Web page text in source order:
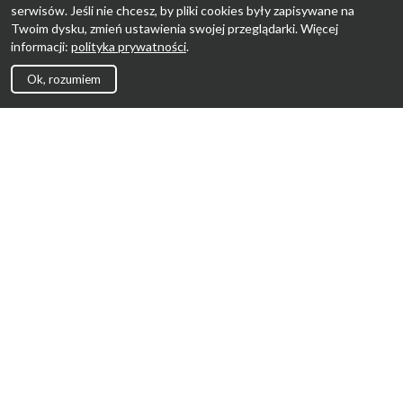
serwisów. Jeśli nie chcesz, by pliki cookies były zapisywane na
Twoim dysku, zmień ustawienia swojej przeglądarki. Więcej
informacji: polityka prywatności.
Ok, rozumiem